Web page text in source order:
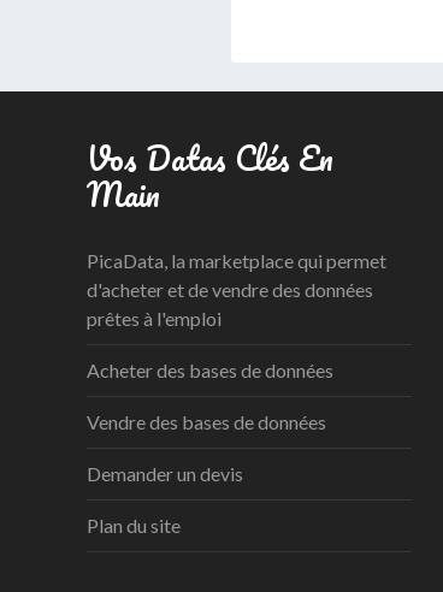
Vos Datas Clés En
Main
PicaData, la marketplace qui permet
d'acheter et de vendre des données
prêtes à l'emploi
Acheter des bases de données
Vendre des bases de données
Demander un devis
Plan du site